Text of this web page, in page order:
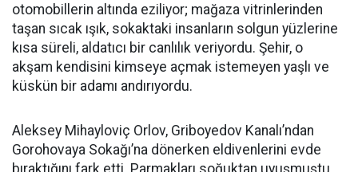
otomobillerin altında eziliyor; mağaza vitrinlerinden
taşan sıcak ışık, sokaktaki insanların solgun yüzlerine
kısa süreli, aldatıcı bir canlılık veriyordu. Şehir, o
akşam kendisini kimseye açmak istemeyen yaşlı ve
küskün bir adamı andırıyordu.
Aleksey Mihayloviç Orlov, Griboyedov Kanalı’ndan
Gorohovaya Sokağı’na dönerken eldivenlerini evde